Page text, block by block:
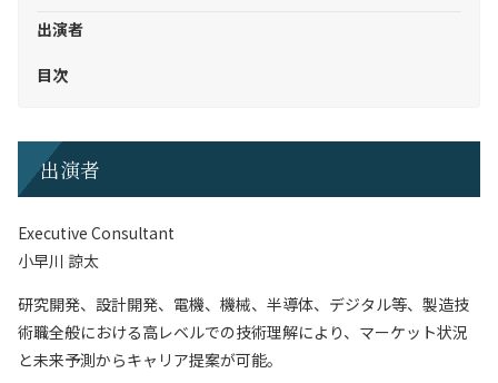
出演者
目次
出演者
Executive Consultant
小早川 諒太
研究開発、設計開発、電機、機械、半導体、デジタル等、製造技
術職全般における高レベルでの技術理解により、マーケット状況
と未来予測からキャリア提案が可能。